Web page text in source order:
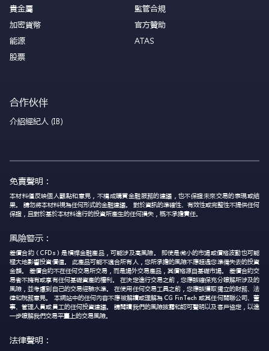
貴金屬
加密貨幣
能源
股票
監管合規
官方贊助
ATAS
合作伙伴
介紹經紀人 (IB)
免責聲明：
本材料僅反映個人觀點和意見，不構成購買金融服務的建議，也不保證未來交易的表現或結
果。 請勿將本材料視為任何形式的金融建議。 對於資訊的準確性、有效性或完整性不提供任何
保證，且對於基於本材料進行的投資所產生的任何損失，概不承擔責任。
風險警示：
差價合約（CFDs）是槓桿金融產品，可能涉及高風險。 即使是微小的市場或價格波動也可能
極大地影響投資價值。 此產品可能不適合所有人，您所承擔的風險不應超過您準備失去的投資
金額。 差價合約不在任何交易所交易，而是場外交易產品，其價格源自基礎市場。 差價合約交
易者不擁有或享有任何基礎資產的權利。 在決定進行交易之前，您應該確保充分瞭解所涉及的
風險，並考慮到自己的交易經驗水準。 在使用任何交易工具之前，您應該獲取獨立的財務、法
律和稅務意見。 本網站中的任何內容不應被解讀或理解為 CG FinTech 或其任何關聯公司、董
事、管理人員或員工的任何投資建議。 請閱讀我們的風險披露和認可聲明以及客戶協定，以進
一步瞭解我們交易平臺上的交易風險。
法律聲明：